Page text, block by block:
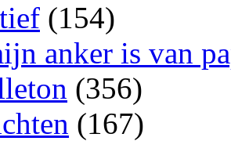
(154)
anker is van
(356)
(167)